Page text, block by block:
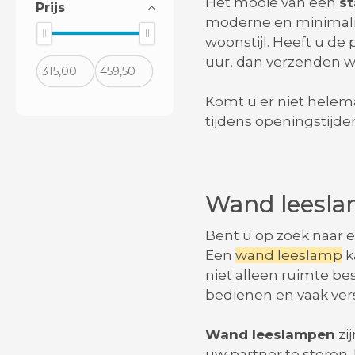
Prijs
moderne en
woonstijl. Heeft u de
uur, dan verzenden
Komt u er niet
tijdens
Wand
Bent u op zoek naar
Een wand leeslamp
niet alleen ruimte
bedienen en vaak
Wand leeslampen